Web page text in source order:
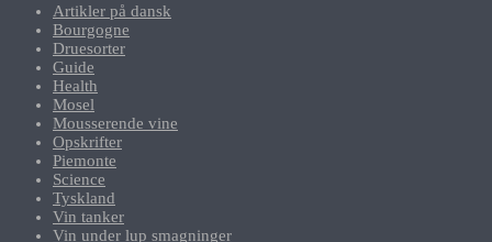
Artikler på dansk
Bourgogne
Druesorter
Guide
Health
Mosel
Mousserende vine
Opskrifter
Piemonte
Science
Tyskland
Vin tanker
Vin under lup smagninger